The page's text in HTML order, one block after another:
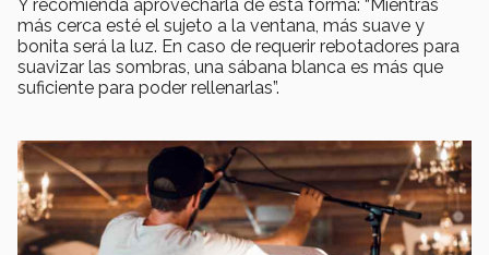
Y recomienda aprovecharla de esta forma: “Mientras
más cerca esté el sujeto a la ventana, más suave y
bonita será la luz. En caso de requerir rebotadores para
suavizar las sombras, una sábana blanca es más que
suficiente para poder rellenarlas”.